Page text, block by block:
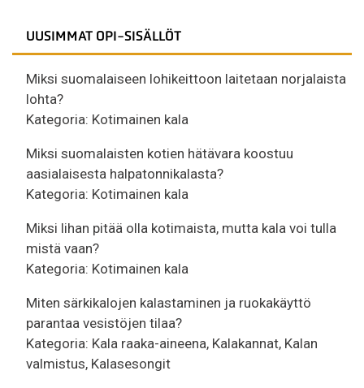
UUSIMMAT OPI-SISÄLLÖT
Miksi suomalaiseen lohikeittoon laitetaan norjalaista
lohta?
Kategoria: Kotimainen kala
Miksi suomalaisten kotien hätävara koostuu
aasialaisesta halpatonnikalasta?
Kategoria: Kotimainen kala
Miksi lihan pitää olla kotimaista, mutta kala voi tulla
mistä vaan?
Kategoria: Kotimainen kala
Miten särkikalojen kalastaminen ja ruokakäyttö
parantaa vesistöjen tilaa?
Kategoria: Kala raaka-aineena, Kalakannat, Kalan
valmistus, Kalasesongit